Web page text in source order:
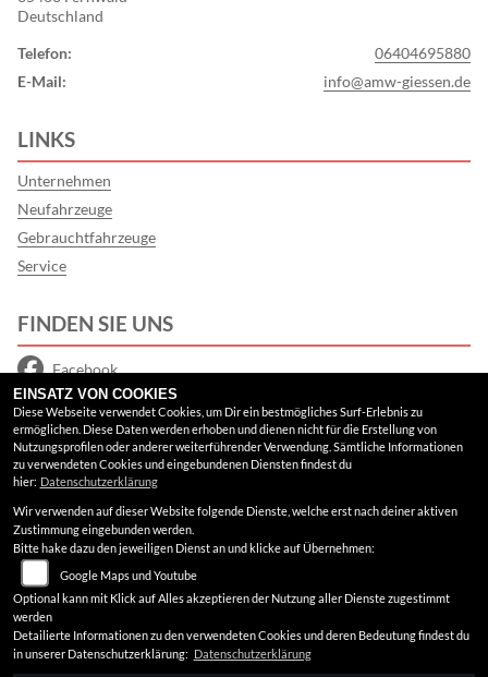
Deutschland
Telefon:
06404695880
E-Mail:
info@amw-giessen.de
LINKS
Unternehmen
Neufahrzeuge
Gebrauchtfahrzeuge
Service
FINDEN SIE UNS
Facebook
Google Maps
RECHTLICHES
AGB
Impressum
Datenschutz
Disclaimer
EINSATZ VON COOKIES
Diese Webseite verwendet Cookies, um Dir ein bestmögliches Surf-Erlebnis zu
ermöglichen. Diese Daten werden erhoben und dienen nicht für die Erstellung von
Nutzungsprofilen oder anderer weiterführender Verwendung. Sämtliche Informationen
zu verwendeten Cookies und eingebundenen Diensten findest du
hier: Datenschutzerklärung
Wir verwenden auf dieser Website folgende Dienste, welche erst nach deiner aktiven
Zustimmung eingebunden werden.
Bitte hake dazu den jeweiligen Dienst an und klicke auf Übernehmen:
Google Maps und Youtube
Optional kann mit Klick auf Alles akzeptieren der Nutzung aller Dienste zugestimmt
werden
Detailierte Informationen zu den verwendeten Cookies und deren Bedeutung findest du
in unserer Datenschutzerklärung: Datenschutzerklärung